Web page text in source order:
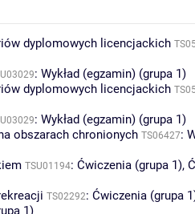
dyplomowych licencjackich
: Wykład (egzamin) (grupa 1)
dyplomowych licencjackich
: Wykład (egzamin) (grupa 1)
obszarach chronionych TS06427:
TSU01194: Ćwiczenia (grupa 1),
TS02292: Ćwiczenia (grupa
1)